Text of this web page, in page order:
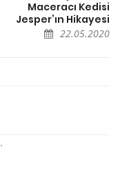
Maceracı Kedisi
Jesper’ın Hikayesi
22.05.2020